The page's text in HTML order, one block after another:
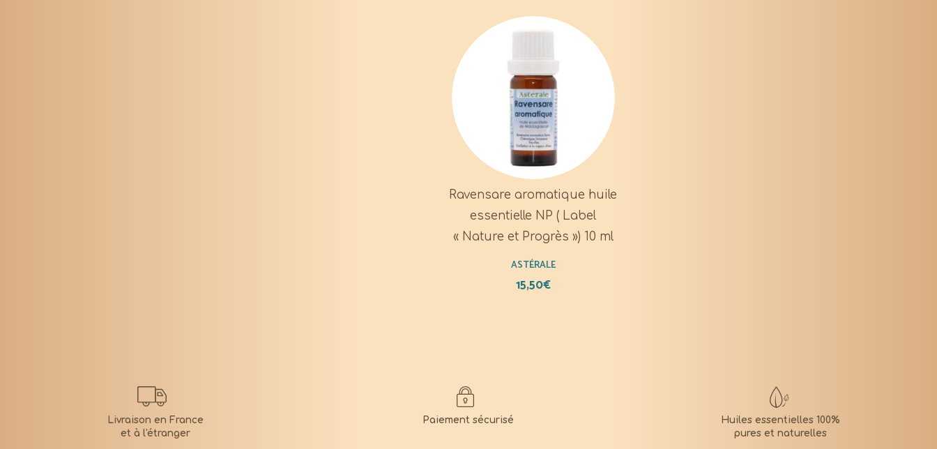
Ravensare aromatique huile
essentielle NP ( Label
« Nature et Progrès ») 10 ml
ASTÉRALE
15,50€